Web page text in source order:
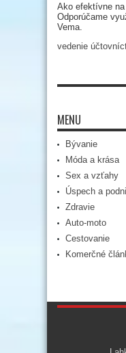
Ako efektívne na
Odporúčame
Vema.
vedenie
MENU
Bývanie
Móda a krása
Sex a vzťahy
Úspech a
Zdravie
Auto-moto
Cestovanie
Komerčné